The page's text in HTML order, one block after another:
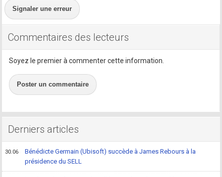
Signaler une erreur
Commentaires des lecteurs
Soyez le premier à commenter cette information.
Poster un commentaire
Derniers articles
30.06
Bénédicte Germain (Ubisoft) succède à James Rebours à la
présidence du SELL